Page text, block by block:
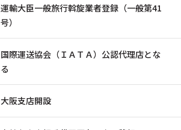
運輸大臣一般旅行斡旋業者登録（一般第41
号）
国際運送協会（ＩＡＴＡ）公認代理店とな
る
大阪支店開設